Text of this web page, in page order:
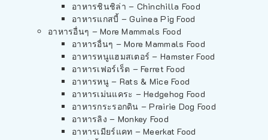
อาหารชินชิล่า – Chinchilla Food
อาหารแกสบี้ – Guinea Pig Food
อาหารอื่นๆ – More Mammals Food
อาหารอื่นๆ – More Mammals Food
อาหารหนูแฮมสเตอร์ – Hamster Food
อาหารเฟอร์เร็ต – Ferret Food
อาหารหนู – Rats & Mice Food
อาหารเม่นแคระ – Hedgehog Food
อาหารกระรอกดิน – Prairie Dog Food
อาหารลิง – Monkey Food
อาหารเมียร์แคท – Meerkat Food